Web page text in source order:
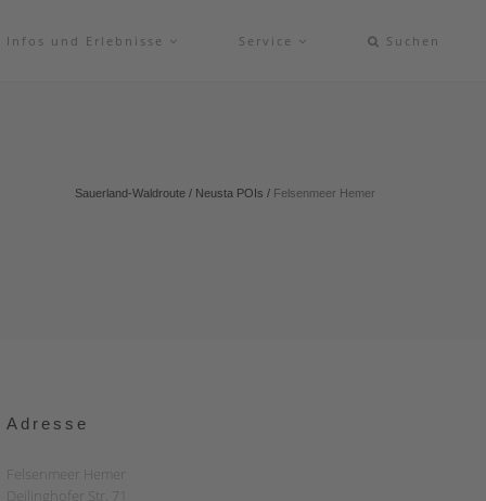
Infos und Erlebnisse Service Suchen
Sauerland-Waldroute / Neusta POIs / Felsenmeer Hemer
Adresse
Felsenmeer Hemer
Deilinghofer Str. 71